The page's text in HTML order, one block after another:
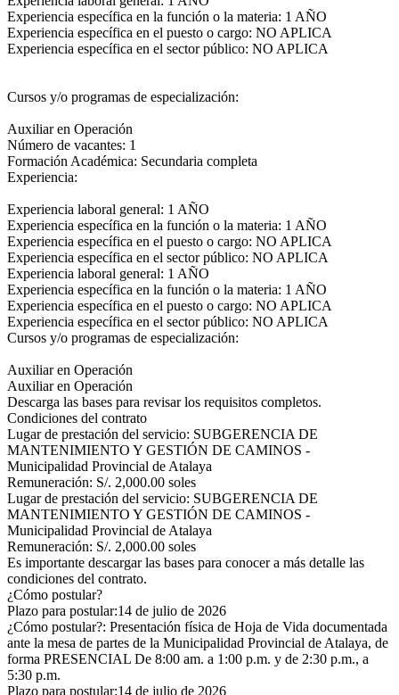
Experiencia específica en la función o la materia: 1 AÑO
Experiencia específica en el puesto o cargo: NO APLICA
Experiencia específica en el sector público: NO APLICA
Cursos y/o programas de especialización:
Auxiliar en Operación
Número de vacantes: 1
Formación Académica: Secundaria completa
Experiencia:
Experiencia laboral general: 1 AÑO
Experiencia específica en la función o la materia: 1 AÑO
Experiencia específica en el puesto o cargo: NO APLICA
Experiencia específica en el sector público: NO APLICA
Experiencia laboral general: 1 AÑO
Experiencia específica en la función o la materia: 1 AÑO
Experiencia específica en el puesto o cargo: NO APLICA
Experiencia específica en el sector público: NO APLICA
Cursos y/o programas de especialización:
Auxiliar en Operación
Auxiliar en Operación
Descarga las bases para revisar los requisitos completos.
Condiciones del contrato
Lugar de prestación del servicio: SUBGERENCIA DE
MANTENIMIENTO Y GESTIÓN DE CAMINOS -
Municipalidad Provincial de Atalaya
Remuneración: S/. 2,000.00 soles
Lugar de prestación del servicio: SUBGERENCIA DE
MANTENIMIENTO Y GESTIÓN DE CAMINOS -
Municipalidad Provincial de Atalaya
Remuneración: S/. 2,000.00 soles
Es importante descargar las bases para conocer a más detalle las
condiciones del contrato.
¿Cómo postular?
Plazo para postular:14 de julio de 2026
¿Cómo postular?: Presentación física de Hoja de Vida documentada
ante la mesa de partes de la Municipalidad Provincial de Atalaya, de
forma PRESENCIAL De 8:00 am. a 1:00 p.m. y de 2:30 p.m., a
5:30 p.m.
Plazo para postular:14 de julio de 2026